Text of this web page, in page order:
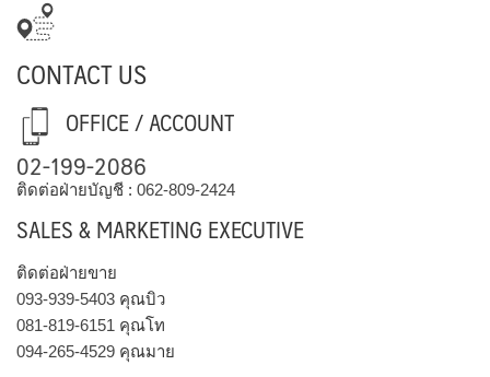
CONTACT US
OFFICE / ACCOUNT
02-199-2086
ติดต่อฝ่ายบัญชี : 062-809-2424
SALES & MARKETING EXECUTIVE
ติดต่อฝ่ายขาย
093-939-5403 คุณบิว
081-819-6151 คุณโท
094-265-4529 คุณมาย